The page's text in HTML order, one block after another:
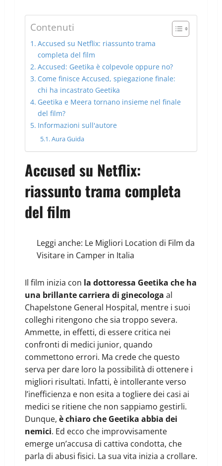
Contenuti
Accused su Netflix: riassunto trama
completa del film
Accused: Geetika è colpevole oppure no?
Come finisce Accused, spiegazione finale:
chi ha incastrato Geetika
Geetika e Meera tornano insieme nel finale
del film?
Informazioni sull'autore
Aura Guida
Accused su Netflix:
riassunto trama completa
del film
Leggi anche: Le Migliori Location di Film da
Visitare in Camper in Italia
Il film inizia con la dottoressa Geetika che ha
una brillante carriera di ginecologa al
Chapelstone General Hospital, mentre i suoi
colleghi ritengono che sia troppo severa.
Ammette, in effetti, di essere critica nei
confronti di medici junior, quando
commettono errori. Ma crede che questo
serva per dare loro la possibilità di ottenere i
migliori risultati. Infatti, è intollerante verso
l’inefficienza e non esita a togliere dei casi ai
medici se ritiene che non sappiamo gestirli.
Dunque, è chiaro che Geetika abbia dei
nemici. Ed ecco che improvvisamente
emerge un’accusa di cattiva condotta, che
parla di abusi fisici. La sua vita inizia a crollare.